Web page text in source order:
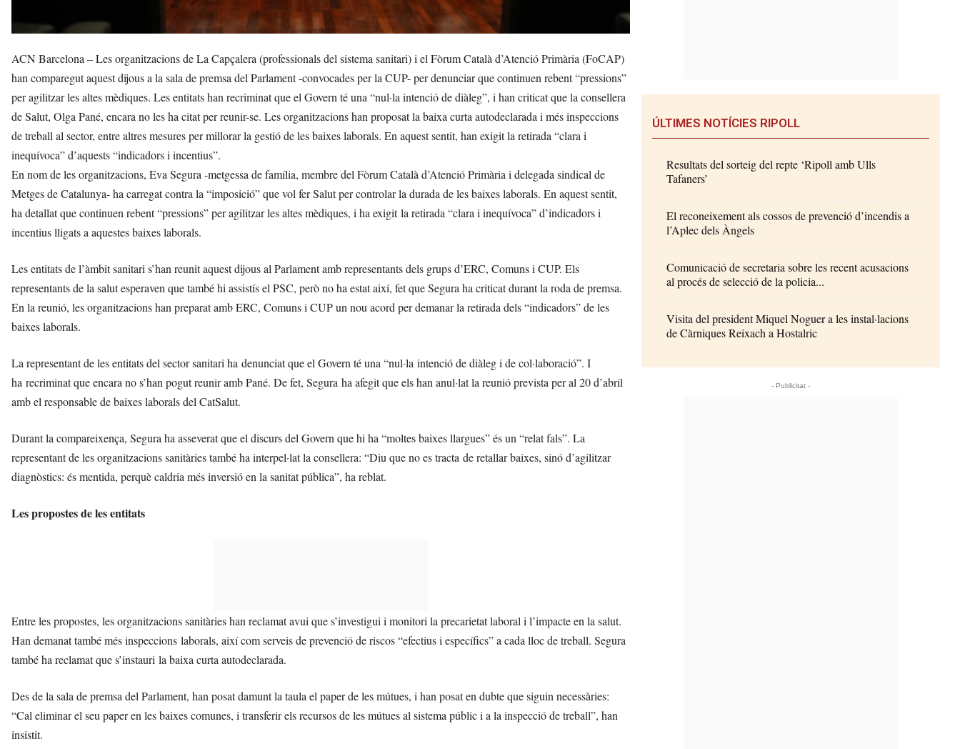
ACN Barcelona – Les organitzacions de La Capçalera (professionals del sistema sanitari) i el Fòrum Català d’Atenció Primària (FoCAP)
han comparegut aquest dijous a la sala de premsa del Parlament -convocades per la CUP- per denunciar que continuen rebent “pressions”
per agilitzar les altes mèdiques. Les entitats han recriminat que el Govern té una “nul·la intenció de diàleg”, i han criticat que la consellera
de Salut, Olga Pané, encara no les ha citat per reunir-se. Les organitzacions han proposat la baixa curta autodeclarada i més inspeccions
de treball al sector, entre altres mesures per millorar la gestió de les baixes laborals. En aquest sentit, han exigit la retirada “clara i
inequívoca” d’aquests “indicadors i incentius”.
En nom de les organitzacions, Eva Segura -metgessa de família, membre del Fòrum Català d’Atenció Primària i delegada sindical de
Metges de Catalunya- ha carregat contra la “imposició” que vol fer Salut per controlar la durada de les baixes laborals. En aquest sentit,
ha detallat que continuen rebent “pressions” per agilitzar les altes mèdiques, i ha exigit la retirada “clara i inequívoca” d’indicadors i
incentius lligats a aquestes baixes laborals.
Les entitats de l’àmbit sanitari s’han reunit aquest dijous al Parlament amb representants dels grups d’ERC, Comuns i CUP. Els
representants de la salut esperaven que també hi assistís el PSC, però no ha estat així, fet que Segura ha criticat durant la roda de premsa.
En la reunió, les organitzacions han preparat amb ERC, Comuns i CUP un nou acord per demanar la retirada dels “indicadors” de les
baixes laborals.
La representant de les entitats del sector sanitari ha denunciat que el Govern té una “nul·la intenció de diàleg i de col·laboració”. I
ha recriminat que encara no s’han pogut reunir amb Pané. De fet, Segura ha afegit que els han anul·lat la reunió prevista per al 20 d’abril
amb el responsable de baixes laborals del CatSalut.
Durant la compareixença, Segura ha asseverat que el discurs del Govern que hi ha “moltes baixes llargues” és un “relat fals”. La
representant de les organitzacions sanitàries també ha interpel·lat la consellera: “Diu que no es tracta de retallar baixes, sinó d’agilitzar
diagnòstics: és mentida, perquè caldria més inversió en la sanitat pública”, ha reblat.
Les propostes de les entitats
Entre les propostes, les organitzacions sanitàries han reclamat avui que s’investigui i monitori la precarietat laboral i l’impacte en la salut.
Han demanat també més inspeccions laborals, així com serveis de prevenció de riscos “efectius i específics” a cada lloc de treball. Segura
també ha reclamat que s’instauri la baixa curta autodeclarada.
Des de la sala de premsa del Parlament, han posat damunt la taula el paper de les mútues, i han posat en dubte que siguin necessàries:
“Cal eliminar el seu paper en les baixes comunes, i transferir els recursos de les mútues al sistema públic i a la inspecció de treball”, han
insistit.
ÚLTIMES NOTÍCIES RIPOLL
Resultats del sorteig del repte ‘Ripoll amb Ulls
Tafaners’
El reconeixement als cossos de prevenció d’incendis a
l’Aplec dels Àngels
Comunicació de secretaria sobre les recent acusacions
al procés de selecció de la policia...
Visita del president Miquel Noguer a les instal·lacions
de Càrniques Reixach a Hostalric
- Publicitat -